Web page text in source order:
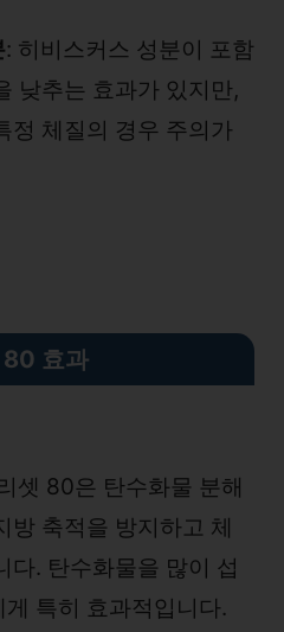
: 히비스커스 성분이 포함
낮추는 효과가 있지만,
정 체질의 경우 주의가
80 효과
셋 80은 탄수화물 분해
방 축적을 방지하고 체
다. 탄수화물을 많이 섭
특히 효과적입니다.